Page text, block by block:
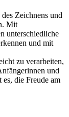
Zeichnens und
Mit
unterschiedliche
und mit
zu verarbeiten,
und
die Freude am